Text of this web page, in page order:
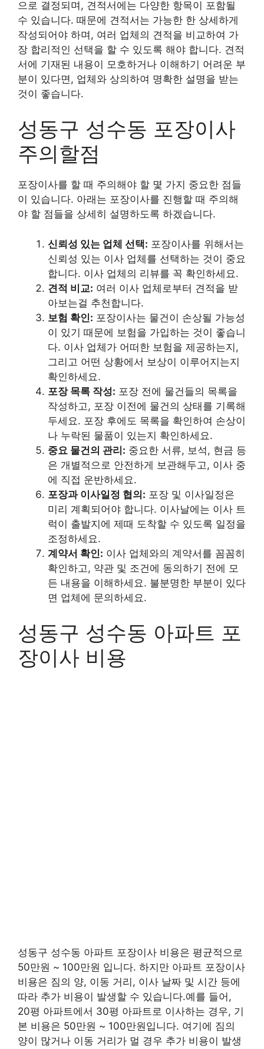
으로 결정되며, 견적서에는 다양한 항목이 포함될
수 있습니다. 때문에 견적서는 가능한 한 상세하게
작성되어야 하며, 여러 업체의 견적을 비교하여 가
장 합리적인 선택을 할 수 있도록 해야 합니다. 견적
서에 기재된 내용이 모호하거나 이해하기 어려운 부
분이 있다면, 업체와 상의하여 명확한 설명을 받는
것이 좋습니다.
성동구 성수동 포장이사
주의할점
포장이사를 할 때 주의해야 할 몇 가지 중요한 점들
이 있습니다. 아래는 포장이사를 진행할 때 주의해
야 할 점들을 상세히 설명하도록 하겠습니다.
신뢰성 있는 업체 선택: 포장이사를 위해서는
신뢰성 있는 이사 업체를 선택하는 것이 중요
합니다. 이사 업체의 리뷰를 꼭 확인하세요.
견적 비교: 여러 이사 업체로부터 견적을 받
아보는걸 추천합니다.
보험 확인: 포장이사는 물건이 손상될 가능성
이 있기 때문에 보험을 가입하는 것이 좋습니
다. 이사 업체가 어떠한 보험을 제공하는지,
그리고 어떤 상황에서 보상이 이루어지는지
확인하세요.
포장 목록 작성: 포장 전에 물건들의 목록을
작성하고, 포장 이전에 물건의 상태를 기록해
두세요. 포장 후에도 목록을 확인하여 손상이
나 누락된 물품이 있는지 확인하세요.
중요 물건의 관리: 중요한 서류, 보석, 현금 등
은 개별적으로 안전하게 보관해두고, 이사 중
에 직접 운반하세요.
포장과 이사일정 협의: 포장 및 이사일정은
미리 계획되어야 합니다. 이사날에는 이사 트
럭이 출발지에 제때 도착할 수 있도록 일정을
조정하세요.
계약서 확인: 이사 업체와의 계약서를 꼼꼼히
확인하고, 약관 및 조건에 동의하기 전에 모
든 내용을 이해하세요. 불분명한 부분이 있다
면 업체에 문의하세요.
성동구 성수동 아파트 포
장이사 비용
성동구 성수동 아파트 포장이사 비용은 평균적으로
50만원 ~ 100만원 입니다. 하지만 아파트 포장이사
비용은 짐의 양, 이동 거리, 이사 날짜 및 시간 등에
따라 추가 비용이 발생할 수 있습니다.예를 들어,
20평 아파트에서 30평 아파트로 이사하는 경우, 기
본 비용은 50만원 ~ 100만원입니다. 여기에 짐의
양이 많거나 이동 거리가 멀 경우 추가 비용이 발생